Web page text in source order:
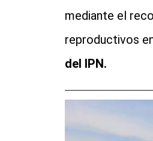
mediante el
reproductivos
del IPN.